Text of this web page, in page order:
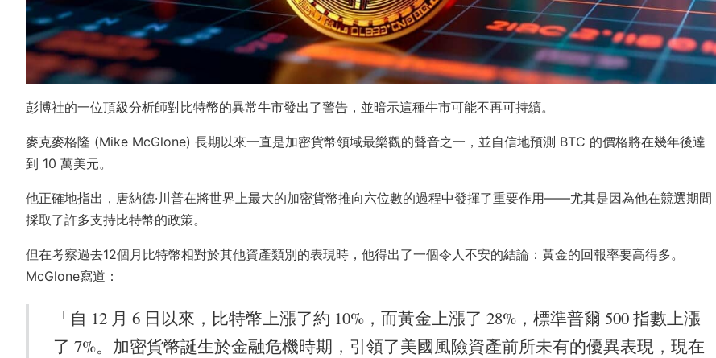
彭博社的一位頂級分析師對比特幣的異常牛市發出了警告，並暗示這種牛市可能不再可持續。
麥克麥格隆 (Mike McGlone) 長期以來一直是加密貨幣領域最樂觀的聲音之一，並自信地預測 BTC 的價格將在幾年後達
到 10 萬美元。
他正確地指出，唐納德·川普在將世界上最大的加密貨幣推向六位數的過程中發揮了重要作用——尤其是因為他在競選期間
採取了許多支持比特幣的政策。
但在考察過去12個月比特幣相對於其他資產類別的表現時，他得出了一個令人不安的結論：黃金的回報率要高得多。
McGlone寫道：
「自 12 月 6 日以來，比特幣上漲了約 10%，而黃金上漲了 28%，標準普爾 500 指數上漲
了 7%。加密貨幣誕生於金融危機時期，引領了美國風險資產前所未有的優異表現，現在